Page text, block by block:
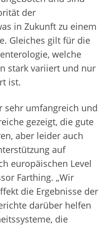
der
in Zukunft zu einem
Gleiches gilt für die
welche
stark variiert und nur
ist.
sehr umfangreich und
gezeigt, die gute
aber leider auch
auf
europäischen Level
Farthing. „Wir
die Ergebnisse der
darüber helfen
die